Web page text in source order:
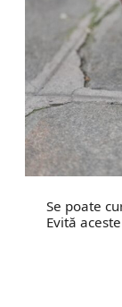
Se poate
Evită